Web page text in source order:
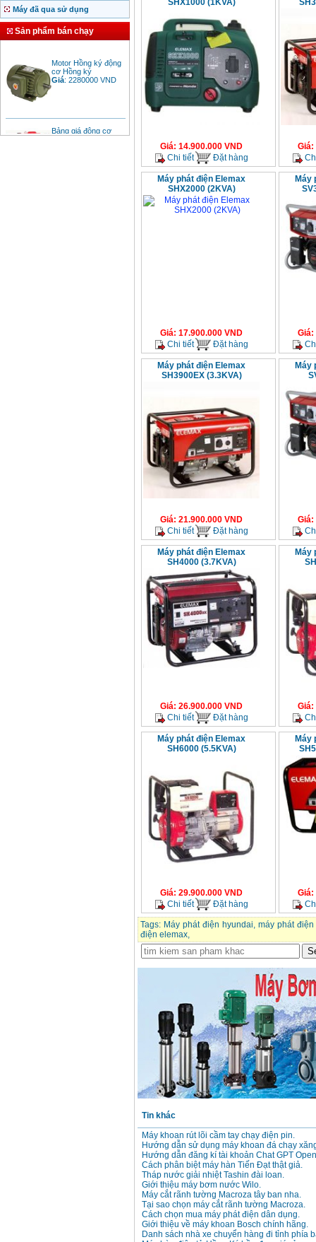
Máy đã qua sử dụng
Sản phẩm bán chạy
Motor Hồng ký động
cơ Hồng ký
Giá:2280000
diesel đầu nổ diesel
SHX1000 (1KVA)
Giá: 14.900.000 VND
Chi tiết
Đặt hàng
Giá:
Máy phát điện Elemax
SHX2000 (2KVA)
Giá: 17.900.000 VND
Chi tiết
Đặt hàng
Máy
Giá:
Máy phát điện Elemax
SH3900EX (3.3KVA)
Giá: 21.900.000 VND
Chi tiết
Đặt hàng
Máy
Giá:
Máy phát điện Elemax
SH4000 (3.7KVA)
Giá: 26.900.000 VND
Chi tiết
Đặt hàng
Máy
Giá:
Máy phát điện Elemax
SH6000 (5.5KVA)
Giá: 29.900.000 VND
Chi tiết
Đặt hàng
Máy
Giá:
Tags: Máy phát điện hyundai, máy phát
điện elemax,
Tin khác
Máy khoan rút lõi cầm tay chạy điện pin.
Hướng dẫn sử dụng máy khoan đá chạy
Hướng dẫn đăng kí tài khoản Chat GPT
Cách phân biệt máy hàn Tiến Đạt thật giả.
Tháp nước giải nhiệt Tashin đài loan.
Giới thiệu máy bơm nước Wilo.
Máy cắt rãnh tường Macroza tây ban nha.
Tại sao chọn máy cắt rãnh tường Macroza.
Cách chọn mua máy phát điện dân dụng.
Giới thiệu về máy khoan Bosch chính hãng.
Danh sách nhà xe chuyển hàng đi tỉnh phía